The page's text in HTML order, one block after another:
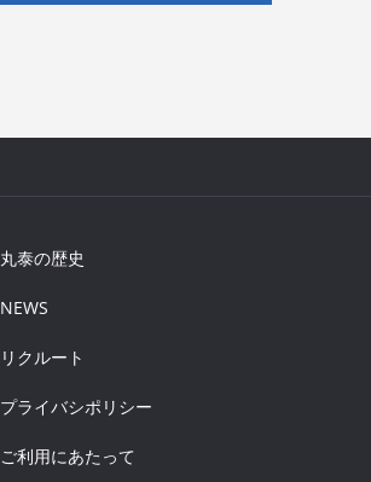
丸泰の歴史
NEWS
リクルート
プライバシポリシー
ご利用にあたって